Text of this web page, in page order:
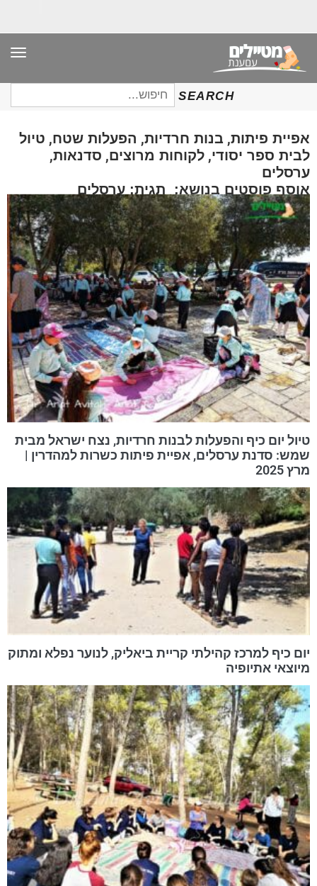
SEARCH
חיפוש
עבור:
אפיית פיתות, בנות חרדיות, הפעלות שטח, טיול
לבית ספר יסודי, לקוחות מרוצים, סדנאות,
ערסלים
אוסף פוסטים בנושא: תגית: ערסלים
טיול יום כיף והפעלות לבנות חרדיות, נצח ישראל מבית
שמש: סדנת ערסלים, אפיית פיתות כשרות למהדרין |
מרץ 2025
יום כיף למרכז קהילתי קריית ביאליק, לנוער נפלא ומתוק
מיוצאי אתיופיה